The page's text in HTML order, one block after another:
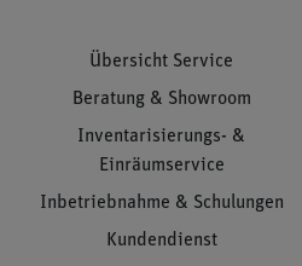
Übersicht Service
Beratung & Showroom
Inventarisierungs- &
Einräumservice
Inbetriebnahme & Schulungen
Kundendienst